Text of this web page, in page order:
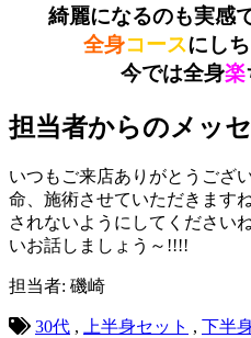
綺麗になるのも実感
全身コースにし
今では全身楽
担当者からのメッ
いつもご来店ありがとうござ
命、施術させていただきます
されないようにしてください
いお話しましょう～!!!!
担当者: 磯崎
30代 , 上半身セット , 下半